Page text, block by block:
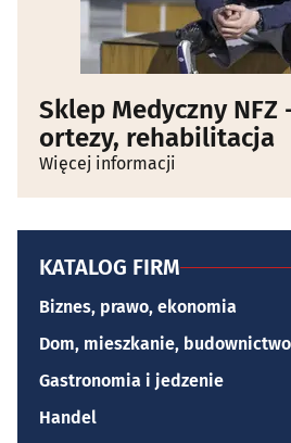
Sklep Medyczny NFZ
ortezy, rehabilitacja
Więcej informacji
KATALOG FIRM
Biznes, prawo, ekonomia
Dom, mieszkanie, budownictwo
Gastronomia i jedzenie
Handel